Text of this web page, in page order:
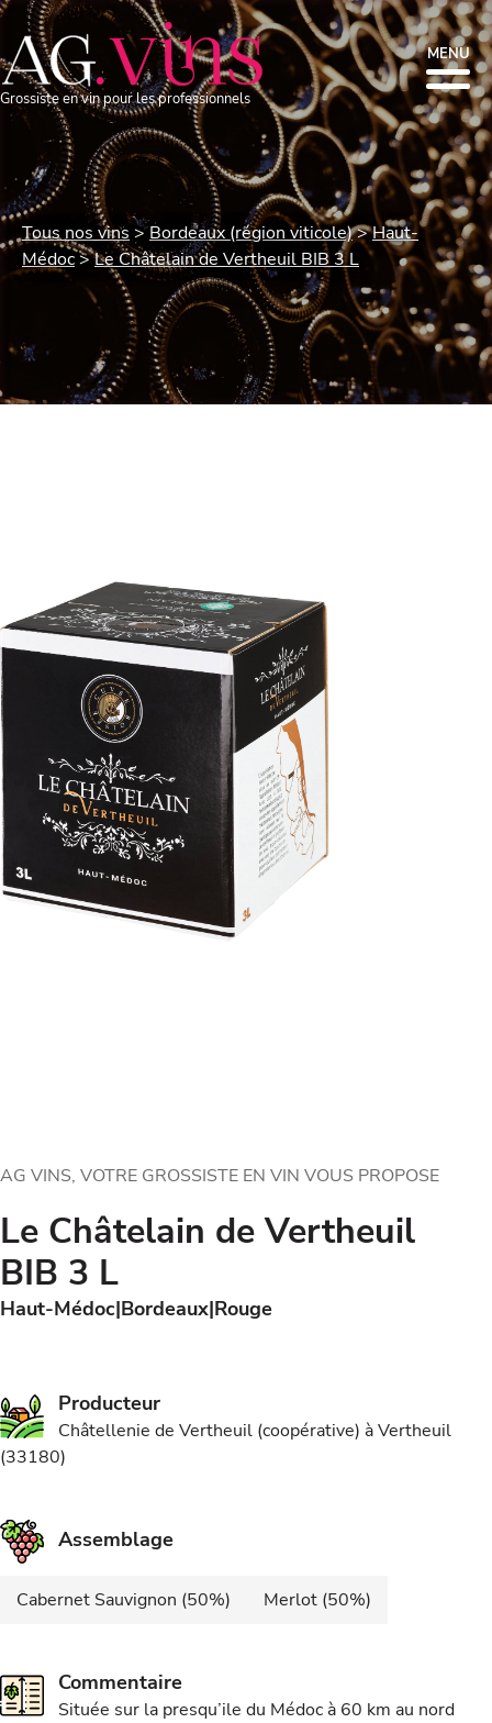
Grossiste en vin pour les professionnels
MENU
Tous nos vins Bordeaux (région viticole)
Haut-
Médoc
Le Châtelain de Vertheuil BIB 3 L
AG VINS, VOTRE GROSSISTE EN VIN VOUS PROPOSE
Le Châtelain de Vertheuil
BIB 3 L
Haut-Médoc Bordeaux Rouge
Producteur
Châtellenie de Vertheuil (coopérative) à Vertheuil
(33180)
Assemblage
Cabernet Sauvignon (50%) Merlot (50%)
Commentaire
Située sur la presqu’ile du Médoc à 60 km au nord